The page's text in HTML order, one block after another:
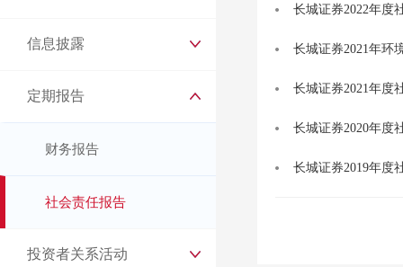
信息披露
定期报告
财务报告
社会责任报告
投资者关系活动
长城证券2022年度
长城证券2021年环
长城证券2021年度
长城证券2020年度
长城证券2019年度